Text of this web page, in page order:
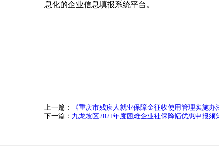
息化的企业信息填报系统平台。
上一篇：
《重庆市残疾人就业保障金征收使用管理实施办
下一篇： 九龙坡区2021年度困难企业社保降幅优惠申报须